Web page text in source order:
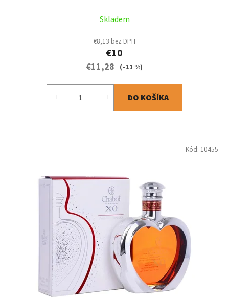
Skladem
€8,13 bez DPH
€10
€11,28 (–11 %)
DO KOŠÍKA
Kód: 10455